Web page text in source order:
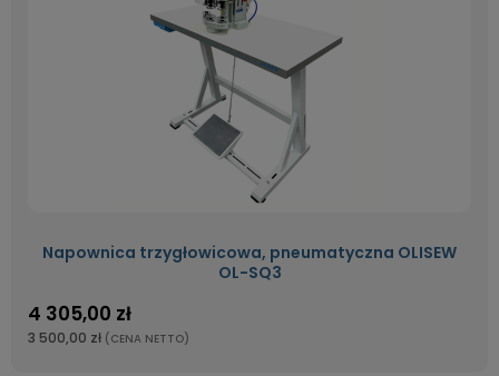
Napownica trzygłowicowa, pneumatyczna OLISEW
OL-SQ3
4 305,00 zł
3 500,00 zł (CENA NETTO)